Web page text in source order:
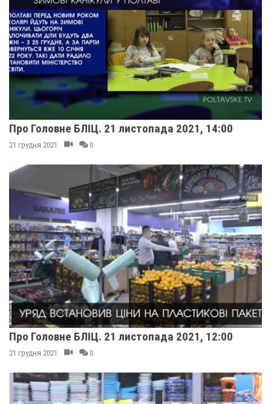
Про Головне БЛІЦ. 21 листопада 2021, 14:00
21 грудня 2021 0
Про Головне БЛІЦ. 21 листопада 2021, 12:00
21 грудня 2021 0